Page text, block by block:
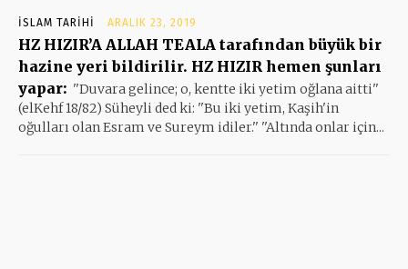
İSLAM TARIHI ARALIK 23, 2019
HZ HIZIR’A ALLAH TEALA tarafından büyük bir
hazine yeri bildirilir. HZ HIZIR hemen şunları
yapar: ''Duvara gelince; o, kentte iki yetim oğlana aitti''
(elKehf 18/82) Süheyli ded ki: ''Bu iki yetim, Kaşih'in
oğulları olan Esram ve Sureym idiler.'' ''Altında onlar için...